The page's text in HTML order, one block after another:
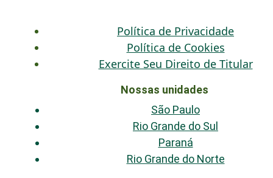
Política de Privacidade
Política de Cookies
Exercite Seu Direito de Titular
Nossas unidades
São Paulo
Rio Grande do Sul
Paraná
Rio Grande do Norte